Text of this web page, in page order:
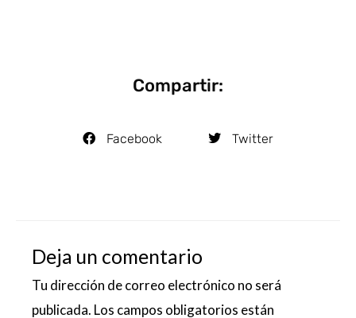
Compartir:
Facebook Twitter
Deja un comentario
Tu dirección de correo electrónico no será
publicada. Los campos obligatorios están